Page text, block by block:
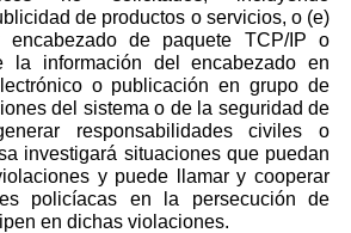
de productos o servicios, o (e)
encabezado de paquete TCP/IP o
la información del encabezado en
o publicación en grupo de
del sistema o de la seguridad de
responsabilidades civiles o
investigará situaciones que puedan
y puede llamar y cooperar
policíacas en la persecución de
en dichas violaciones.